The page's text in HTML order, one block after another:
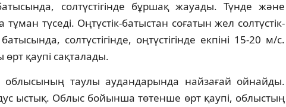
солтүстігінде бұршақ жауады. Түнде және
түседі. Оңтүстік-батыстан соғатын жел солтүстік-
солтүстігінде, оңтүстігінде екпіні 15-20 м/с.
өрт қаупі сақталады.
таулы аудандарында найзағай ойнайды.
ыстық. Облыс бойынша төтенше өрт қаупі, облыстың